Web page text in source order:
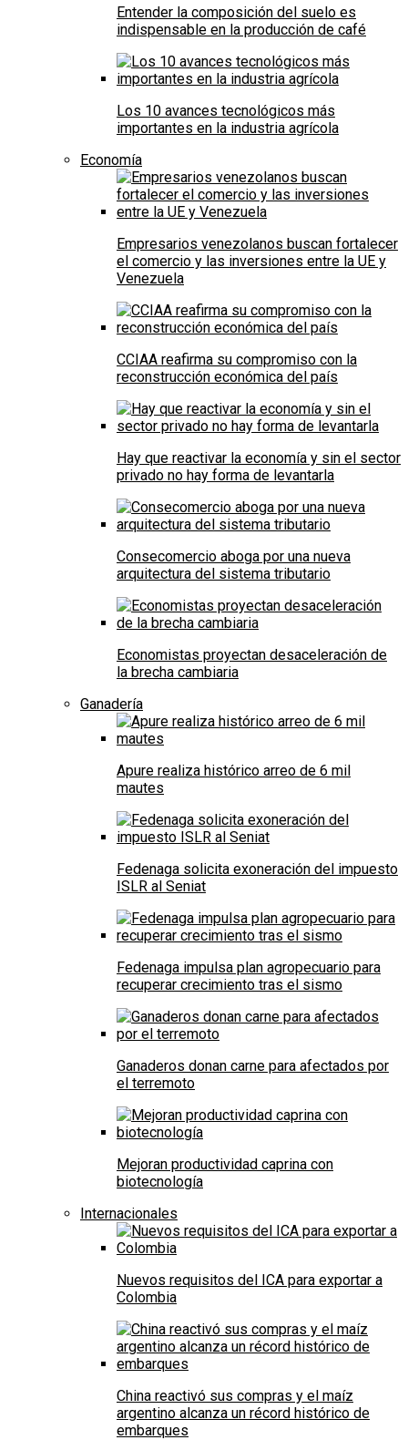
Entender la composición del suelo es
indispensable en la producción de café
Los 10 avances tecnológicos más
importantes en la industria agrícola
Economía
Empresarios venezolanos buscan fortalecer
el comercio y las inversiones entre la UE y
Venezuela
CCIAA reafirma su compromiso con la
reconstrucción económica del país
Hay que reactivar la economía y sin el sector
privado no hay forma de levantarla
Consecomercio aboga por una nueva
arquitectura del sistema tributario
Economistas proyectan desaceleración de
la brecha cambiaria
Ganadería
Apure realiza histórico arreo de 6 mil
mautes
Fedenaga solicita exoneración del impuesto
ISLR al Seniat
Fedenaga impulsa plan agropecuario para
recuperar crecimiento tras el sismo
Ganaderos donan carne para afectados por
el terremoto
Mejoran productividad caprina con
biotecnología
Internacionales
Nuevos requisitos del ICA para exportar a
Colombia
China reactivó sus compras y el maíz
argentino alcanza un récord histórico de
embarques